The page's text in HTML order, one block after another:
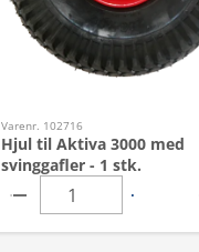
Varenr. 102716
Hjul til Aktiva 3000 med
svinggafler - 1 stk.